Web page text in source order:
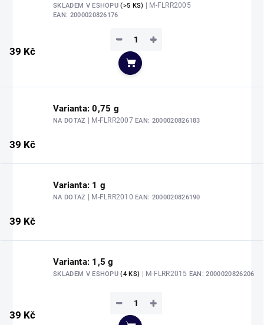
SKLADEM V ESHOPU(>5 KS) | M-FLRR2005
EAN: 2000020826176
39 Kč
+
−
Do košíku
Varianta: 0,75 g
NA DOTAZ | M-FLRR2007EAN: 2000020826183
39 Kč
Varianta: 1 g
NA DOTAZ | M-FLRR2010EAN: 2000020826190
39 Kč
Varianta: 1,5 g
SKLADEM V ESHOPU(4 KS) | M-FLRR2015 EAN: 2000020826206
39 Kč
+
−